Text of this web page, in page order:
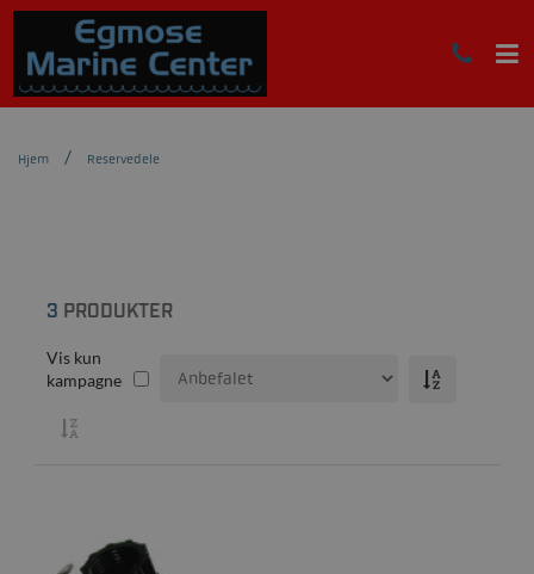
Hjem Reservedele
3 PRODUKTER
Vis kun
kampagne